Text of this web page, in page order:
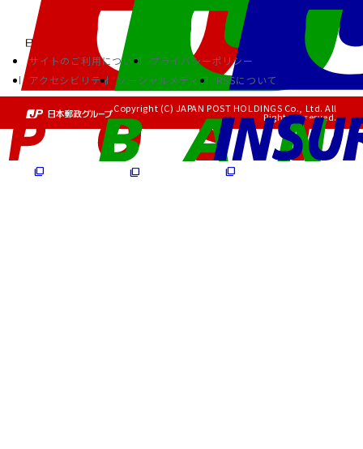
サイトのご利用について
プライバシーポリシー
アクセシビリティ
ソーシャルメディア RSSについて
Copyright (C) JAPAN POST HOLDINGS Co., Ltd. All
Rights Reserved.